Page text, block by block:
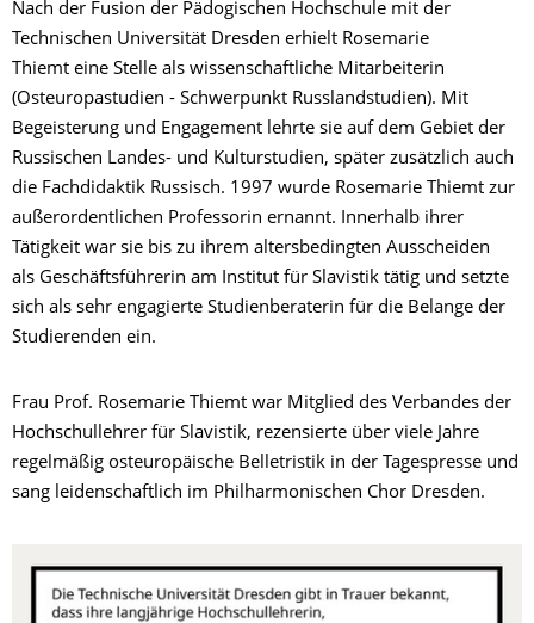
Nach der Fusion der Pädogischen Hochschule mit der
Technischen Universität Dresden erhielt Rosemarie
Thiemt eine Stelle als wissenschaftliche Mitarbeiterin
(Osteuropastudien - Schwerpunkt Russlandstudien). Mit
Begeisterung und Engagement lehrte sie auf dem Gebiet der
Russischen Landes- und Kulturstudien, später zusätzlich auch
die Fachdidaktik Russisch. 1997 wurde Rosemarie Thiemt zur
außerordentlichen Professorin ernannt. Innerhalb ihrer
Tätigkeit war sie bis zu ihrem altersbedingten Ausscheiden
als Geschäftsführerin am Institut für Slavistik tätig und setzte
sich als sehr engagierte Studienberaterin für die Belange der
Studierenden ein.
Frau Prof. Rosemarie Thiemt war Mitglied des Verbandes der
Hochschullehrer für Slavistik, rezensierte über viele Jahre
regelmäßig osteuropäische Belletristik in der Tagespresse und
sang leidenschaftlich im Philharmonischen Chor Dresden.